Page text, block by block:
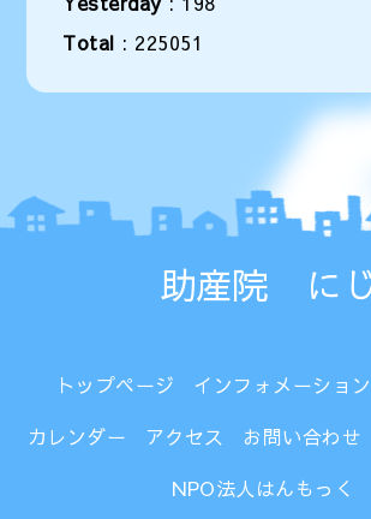
Total : 225051
助産院 に
トップページ インフォメーション
カレンダー
アクセス お問い合わせ
NPO法人はんもっく